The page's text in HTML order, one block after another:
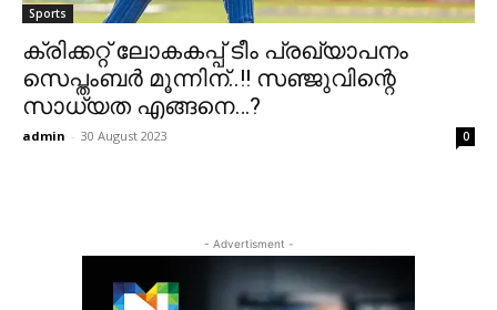
Sports
ക്രിക്കറ്റ് ലോകകപ്പ് ടീം പ്രഖ്യാപനം
സെപ്തംബര്‍ മൂന്നിന്..!! സഞ്ജുവിന്റെ
സാധ്യത എങ്ങനെ…?
admin - 30 August 2023 0
- Advertisment -